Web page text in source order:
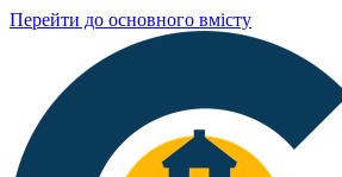
Перейти до основного вмісту